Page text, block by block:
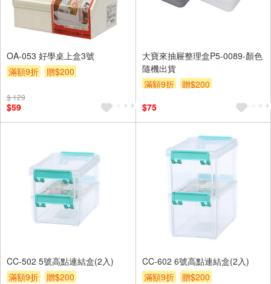
OA-053 好學桌上盒3號
滿額9折
贈$200
$ 129
$59
大寶來抽屜整理盒P5-0089-顏色
隨機出貨
滿額9折
贈$200
$75
CC-502 5號高點連結盒(2入)
滿額9折
贈$200
CC-602 6號高點連結盒(2入)
滿額9折
贈$200